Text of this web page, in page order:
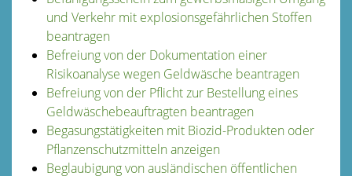
und Verkehr mit explosionsgefährlichen Stoffen
beantragen
Befreiung von der Dokumentation einer
Risikoanalyse wegen Geldwäsche beantragen
Befreiung von der Pflicht zur Bestellung eines
Geldwäschebeauftragten beantragen
Begasungstätigkeiten mit Biozid-Produkten oder
Pflanzenschutzmitteln anzeigen
Beglaubigung von ausländischen öffentlichen